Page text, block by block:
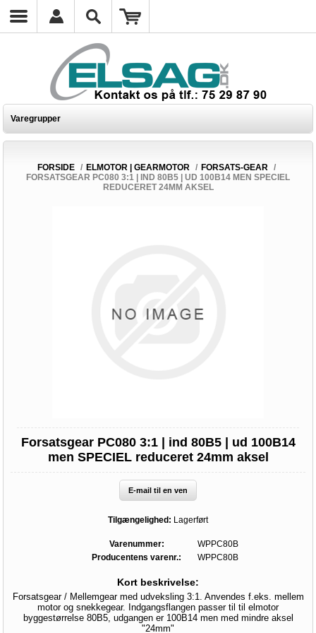
Varegrupper
FORSIDE / ELMOTOR | GEARMOTOR / FORSATS-GEAR
/
FORSATSGEAR PC080 3:1 | IND 80B5 | UD 100B14 MEN SPECIEL
REDUCERET 24MM AKSEL
Forsatsgear PC080 3:1 | ind 80B5 | ud 100B14
men SPECIEL reduceret 24mm aksel
E-mail til en ven
Tilgængelighed: Lagerført
Varenummer:
WPPC80B
Producentens varenr.:
WPPC80B
Kort beskrivelse:
Forsatsgear / Mellemgear med udveksling 3:1. Anvendes f.eks. mellem
motor og snekkegear. Indgangsflangen passer til til elmotor
byggestørrelse 80B5, udgangen er 100B14 men med mindre aksel
"24mm"